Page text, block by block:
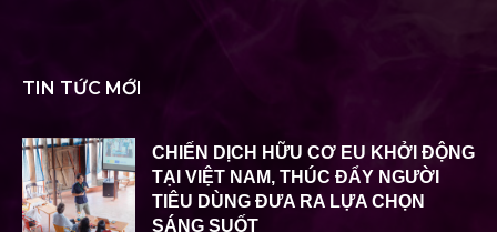
TIN TỨC MỚI
CHIẾN DỊCH HỮU CƠ EU KHỞI ĐỘNG
TẠI VIỆT NAM, THÚC ĐẨY NGƯỜI
TIÊU DÙNG ĐƯA RA LỰA CHỌN
SÁNG SUỐT